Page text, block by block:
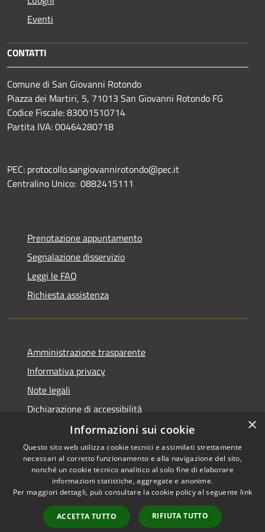
Eventi
CONTATTI
Comune di San Giovanni Rotondo
Piazza dei Martiri, 5, 71013 San Giovanni Rotondo FG
Codice Fiscale: 83001510714
Partita IVA: 00464280718
PEC: protocollo.sangiovannirotondo@pec.it
Centralino Unico: 0882415111
Prenotazione appuntamento
Segnalazione disservizio
Leggi le FAQ
Richiesta assistenza
Amministrazione trasparente
Informativa privacy
Note legali
Dichiarazione di accessibilità
Accessibilità
Privacy
Mappa del sito
Copyright © 2026 • Comune di
San Giovanni Rotondo •
Powered byMunicipium •
Accesso redazione
×
Informazioni sui cookie
Questo sito web utilizza cookie tecnici e assimilati strettamente
necessari al corretto funzionamento e alla navigazione del sito,
nonché un cookie tecnico analitico al solo fine di elaborare
informazioni statistiche, aggregate e anonime.
Per maggiori dettagli, può consultare la cookie policy al seguente link
ACCETTA TUTTO RIFIUTA TUTTO